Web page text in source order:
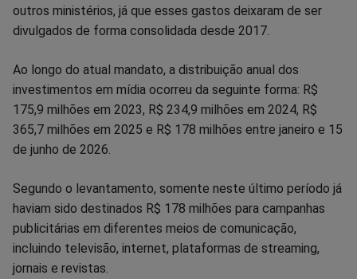
outros ministérios, já que esses gastos deixaram de ser
divulgados de forma consolidada desde 2017.
Ao longo do atual mandato, a distribuição anual dos
investimentos em mídia ocorreu da seguinte forma: R$
175,9 milhões em 2023, R$ 234,9 milhões em 2024, R$
365,7 milhões em 2025 e R$ 178 milhões entre janeiro e 15
de junho de 2026.
Segundo o levantamento, somente neste último período já
haviam sido destinados R$ 178 milhões para campanhas
publicitárias em diferentes meios de comunicação,
incluindo televisão, internet, plataformas de streaming,
jornais e revistas.